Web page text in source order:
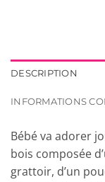
DESCRIPTION
INFORMATIONS
Bébé va adorer
bois composée
grattoir, d’un